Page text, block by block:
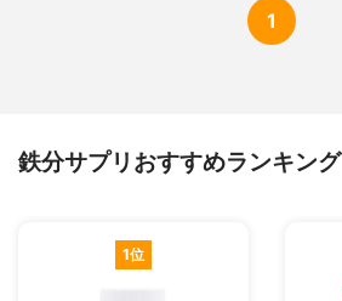
1
鉄分サプリおすすめランキング
1位